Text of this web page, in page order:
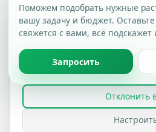
+7 929 115-17-50
Санкт-Петербург, Гражданский
литера А, офис 430
© 2026 Find Your Plant.
Политика конфиденциальности
Настройка
Вы можете выбрать, какие
разрешить.
Политика
Принять
Отклонить
Поможем подобрать нужные
вашу задачу и бюджет.
свяжется с вами, всё
Запросить